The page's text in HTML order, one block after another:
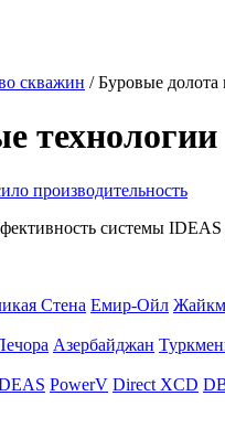
скважин /Буровые долота
технологии
производительность
системы
Стена Емир-Ойл
Азербайджан
PowerV Direct XCD